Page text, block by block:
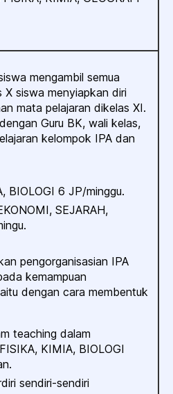
mengambil semua
siswa menyiapkan diri
mata pelajaran dikelas XI.
Guru BK, wali kelas,
kelompok IPA dan
BIOLOGI 6 JP/minggu.
SEJARAH,
pengorganisasian IPA
kemampuan
dengan cara membentuk
teaching dalam
KIMIA, BIOLOGI
sendiri-sendiri